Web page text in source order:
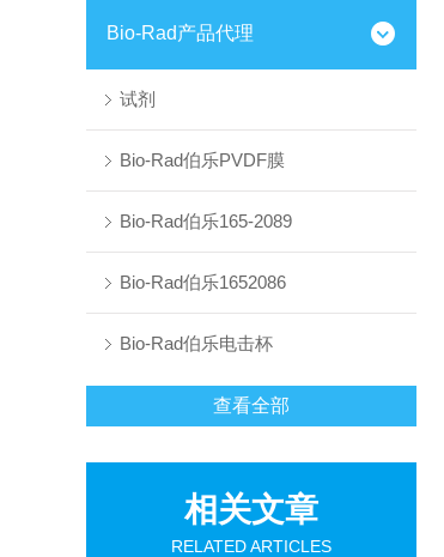
Bio-Rad产品代理
试剂
Bio-Rad伯乐PVDF膜
Bio-Rad伯乐165-2089
Bio-Rad伯乐1652086
Bio-Rad伯乐电击杯
查看全部
相关文章
RELATED ARTICLES